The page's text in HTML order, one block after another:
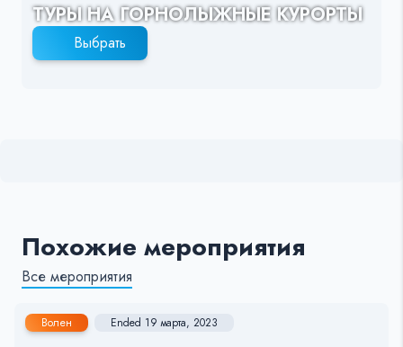
ТУРЫ НА ГОРНОЛЫЖНЫЕ КУРОРТЫ
Выбрать
Похожие мероприятия
Все мероприятия
Волен Ended 19 марта, 2023